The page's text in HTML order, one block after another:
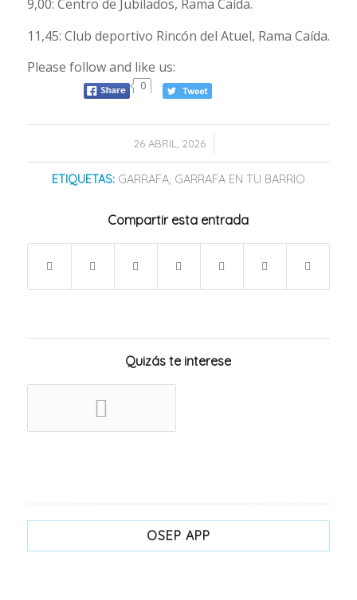
9,00: Centro de Jubilados, Rama Caída.
11,45: Club deportivo Rincón del Atuel, Rama Caída.
Please follow and like us:
0
26 ABRIL, 2026
/
ETIQUETAS: GARRAFA, GARRAFA EN TU BARRIO
Compartir esta entrada
Quizás te interese
OSEP APP